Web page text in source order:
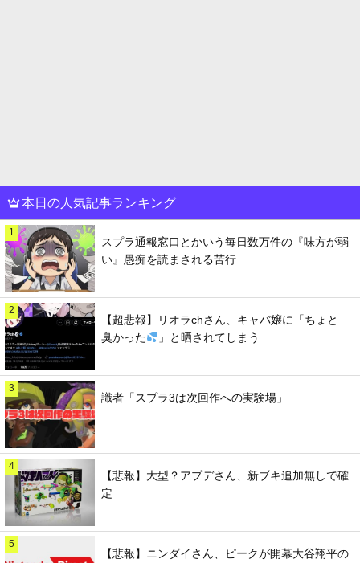
本日の人気記事ランキング
1
スプラ通報窓口とかいう毎日数万件の『味方が弱
い』愚痴を読まされる苦行
2
【超悲報】リオラchさん、キャバ嬢に「ちょと
臭かった
」と晒されてしまう
3
識者「スプラ3は次回作への実験場」
4
【悲報】大型？アプデさん、新ブキ追加無しで確
定
5
【悲報】ニンダイさん、ピークが開幕大谷翔平の